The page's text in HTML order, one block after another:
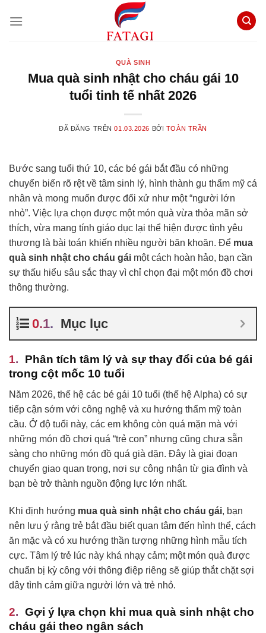
đến
QUÀ SINH
Mua quà sinh nhật cho cháu gái 10
tuổi tinh tế nhất 2026
ĐÃ ĐĂNG TRÊN01.03.2026 BỞI TOÀN TRẦN
Bước sang tuổi thứ 10, các bé gái bắt đầu có những
chuyển biến rõ rệt về tâm sinh lý, hình thành gu thẩm mỹ cá
nhân và mong muốn được đối xử như một “người lớn
nhỏ”. Việc lựa chọn được một món quà vừa thỏa mãn sở
thích, vừa mang tính giáo dục lại thể hiện được tình yêu
thương là bài toán khiến nhiều người băn khoăn. Để mua
quà sinh nhật cho cháu gái một cách hoàn hảo, bạn cần
sự thấu hiểu sâu sắc thay vì chỉ chọn đại một món đồ chơi
thông thường.
Mục lục
Phân tích tâm lý và sự thay đổi của bé gái
trong cột mốc 10 tuổi
Năm 2026, thế hệ các bé gái 10 tuổi (thế hệ Alpha) có sự
tiếp cận sớm với công nghệ và xu hướng thẩm mỹ toàn
cầu. Ở độ tuổi này, các em không còn quá mặn mà với
những món đồ chơi quá “trẻ con” nhưng cũng chưa sẵn
sàng cho những món đồ quá già dặn. Đây là giai đoạn
chuyển giao quan trọng, nơi sự công nhận từ gia đình và
bạn bè trở thành nguồn động lực lớn nhất.
Khi định hướng mua quà sinh nhật cho cháu gái, bạn
nên lưu ý rằng trẻ bắt đầu biết quan tâm đến hình thể, cách
ăn mặc và có xu hướng thần tượng những hình mẫu tích
cực. Tâm lý trẻ lúc này khá nhạy cảm; một món quà được
chuẩn bị kỳ công với thông điệp riêng sẽ giúp thắt chặt sợi
dây tình cảm giữa người lớn và trẻ nhỏ.
Gợi ý lựa chọn khi mua quà sinh nhật cho
cháu gái theo ngân sách